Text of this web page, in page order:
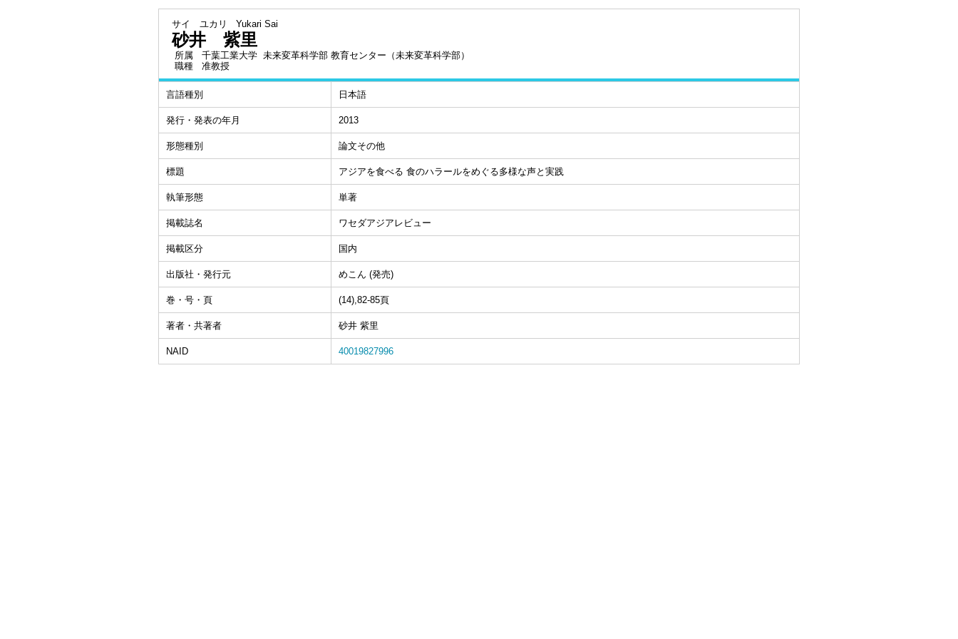
サイ ユカリ Yukari Sai
砂井 紫里
所属
千葉工業大学 未来変革科学部 教育センター（未来変革科学部）
職種
准教授
言語種別 日本語
発行・発表の年月 2013
形態種別 論文その他
標題 アジアを食べる 食のハラールをめぐる多様な声と実践
執筆形態 単著
掲載誌名 ワセダアジアレビュー
掲載区分 国内
出版社・発行元 めこん (発売)
巻・号・頁 (14),82-85頁
著者・共著者 砂井 紫里
NAID 40019827996